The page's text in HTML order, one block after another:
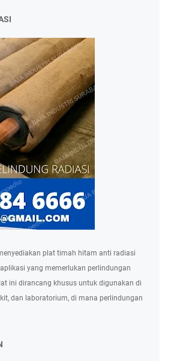
plat timah hitam anti radiasi
yang memerlukan perlindungan
ini dirancang khusus untuk digunakan di
dan laboratorium, di mana perlindungan